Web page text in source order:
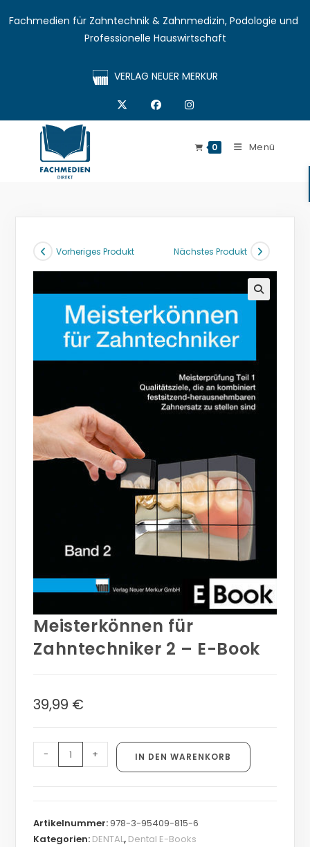
Fachmedien für Zahntechnik & Zahnmedizin, Podologie und
Professionelle Hauswirtschaft
VERLAG NEUER MERKUR
0 Menü
Vorheriges Produkt Nächstes Produkt
Meisterkönnen für
Zahntechniker 2 – E-Book
39,99 €
- + IN DEN WARENKORB
Artikelnummer:978-3-95409-815-6
Kategorien: DENTAL, Dental E-Books